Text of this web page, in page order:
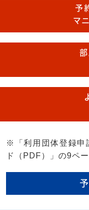
予
マ
※「利用団体登録申
ド（PDF）」の9ペ